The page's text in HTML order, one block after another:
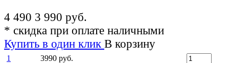
4 490 3 990 руб.
* скидка при оплате наличными
Купить в один клик В корзину
1
3990 руб.